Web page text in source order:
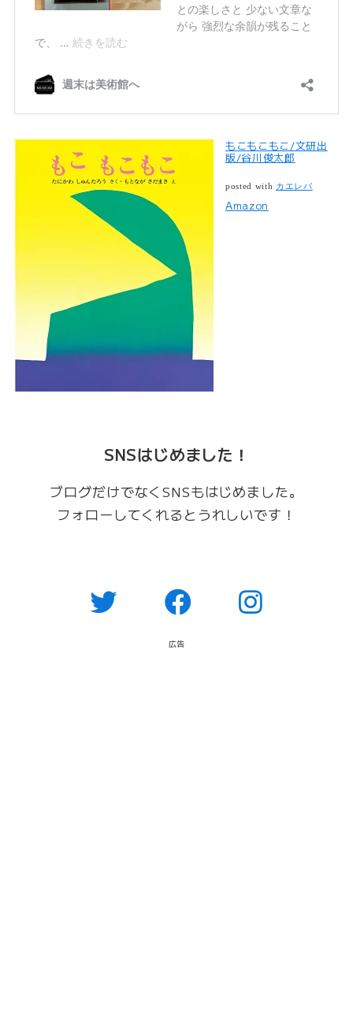
もこもこもこ/文研出
版/谷川俊太郎
posted with カエレバ
Amazon
SNSはじめました！
ブログだけでなくSNSもはじめました。
フォローしてくれるとうれしいです！
広告